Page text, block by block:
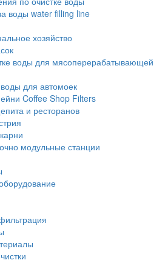
воды water filling line
хозяйство
воды для мясоперерабатывающей
для автомоек
Coffee Shop Filters
и ресторанов
модульные станции